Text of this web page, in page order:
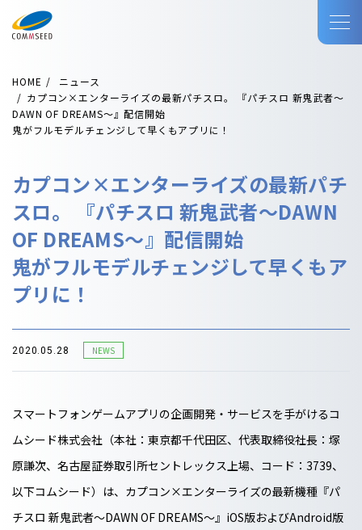
HOME
ニュース
カプコン×エンターライズの最新パチスロ。 『パチスロ 新鬼武者～
DAWN OF DREAMS～』配信開始
鬼がフルモデルチェンジして早くもアプリに！
カプコン×エンターライズの最新パチ
スロ。 『パチスロ 新鬼武者～DAWN
OF DREAMS～』配信開始
鬼がフルモデルチェンジして早くもア
プリに！
2020.05.28 NEWS
スマートフォンゲームアプリの企画開発・サービスを手がけるコ
ムシード株式会社（本社：東京都千代田区、代表取締役社長：塚
原謙次、名古屋証券取引所セントレックス上場、コード：3739、
以下コムシード）は、カプコン×エンターライズの最新機種『パ
チスロ 新鬼武者～DAWN OF DREAMS～』iOS版およびAndroid版